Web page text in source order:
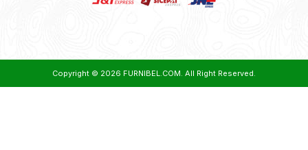
Copyright © 2026 FURNIBEL.COM. All Right Reserved.